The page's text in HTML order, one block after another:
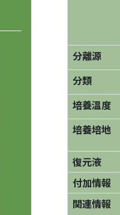
分離源
分類
培養温度
培養培地
復元液
付加情報
関連情報